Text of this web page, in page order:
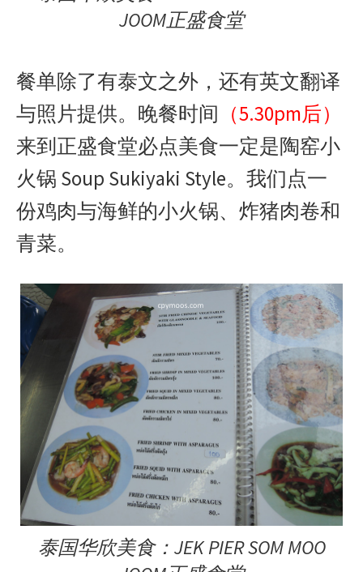
JOOM正盛食堂
餐单除了有泰文之外，还有英文翻译
与照片提供。晚餐时间 （5.30pm后）
来到正盛食堂必点美食一定是陶窑小
火锅 Soup Sukiyaki Style。我们点一
份鸡肉与海鲜的小火锅、炸猪肉卷和
青菜。
泰国华欣美食：JEK PIER SOM MOO